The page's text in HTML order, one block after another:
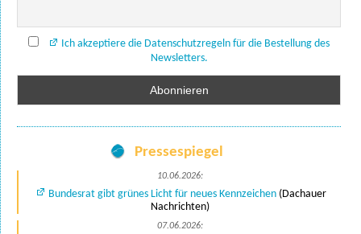
Ich akzeptiere die Datenschutzregeln für die Bestellung des
Newsletters.
Pressespiegel
10.06.2026:
Bundesrat gibt grünes Licht für neues Kennzeichen(Dachauer
Nachrichten)
07.06.2026: